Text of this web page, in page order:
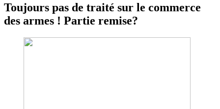
Toujours pas de traité sur le commerce
des armes ! Partie remise?